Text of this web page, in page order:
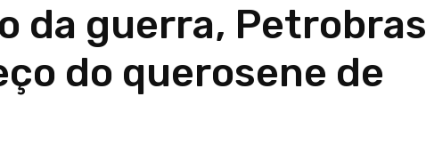
da guerra, Petrobras
do querosene de